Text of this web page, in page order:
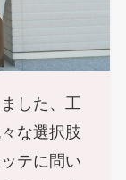
した、工
な選択肢
テに問い